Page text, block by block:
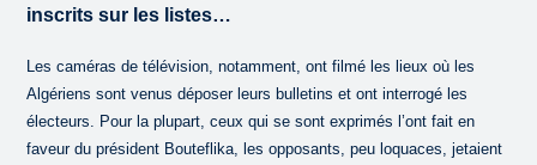
inscrits sur les listes…
Les caméras de télévision, notamment, ont filmé les lieux où les
Algériens sont venus déposer leurs bulletins et ont interrogé les
électeurs. Pour la plupart, ceux qui se sont exprimés l’ont fait en
faveur du président Bouteflika, les opposants, peu loquaces, jetaient